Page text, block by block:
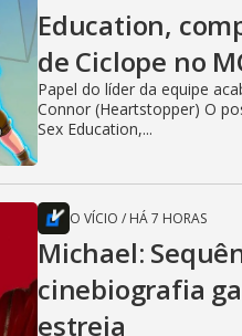
Education,
de Ciclope no
Papel do líder da equipe
Connor (Heartstopper) O
Sex Education,...
O VÍCIO / HÁ 7 HORAS
Michael:
cinebiografia
estreia